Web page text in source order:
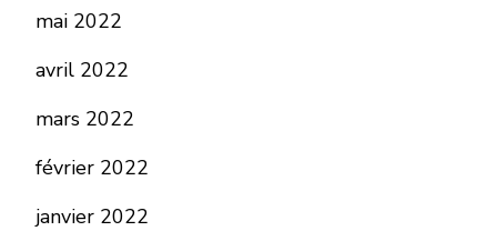
mai 2022
avril 2022
mars 2022
février 2022
janvier 2022